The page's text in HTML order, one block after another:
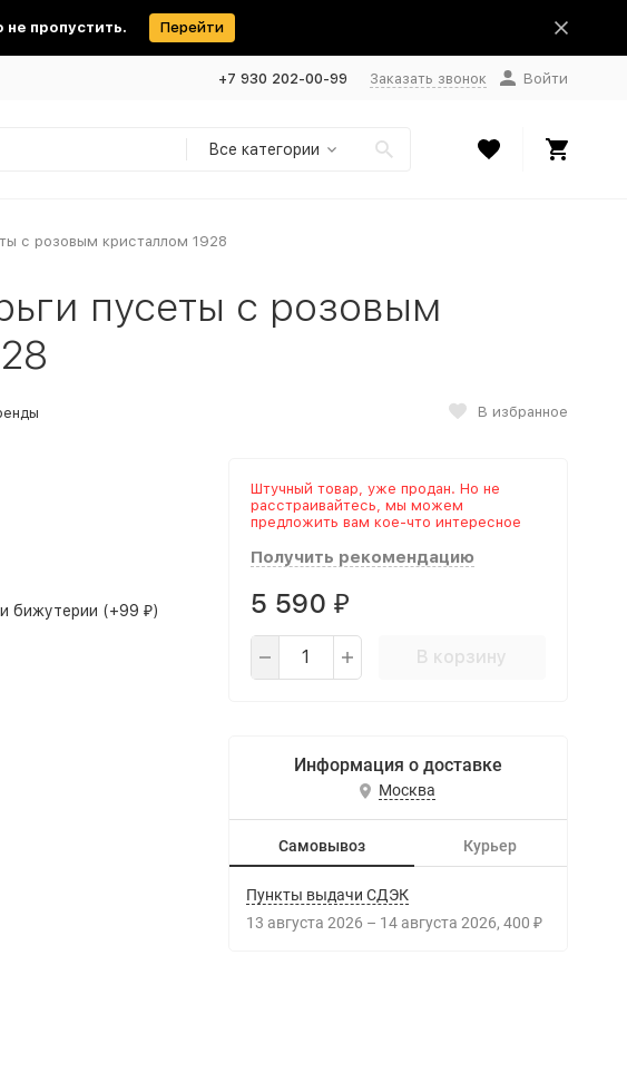
пропустить. Перейти
+7 930 202-00-99 Заказать звонок Войти
Все категории
с розовым кристаллом 1928
пусеты с розовым
В избранное
бижутерии (+99 ₽)
Штучный товар, уже продан. Но не
расстраивайтесь, мы можем
предложить вам кое-что интересное
Получить рекомендацию
5 590 ₽
В корзину
Информация о доставке
Москва
Самовывоз Курьер
Пункты выдачи СДЭК
13 августа 2026 – 14 августа 2026 400 ₽